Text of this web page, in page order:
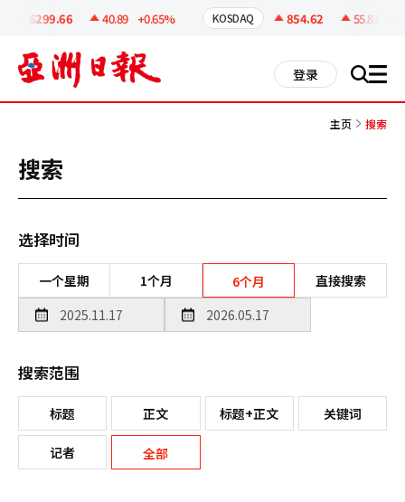
6299.66 40.89 +0.65% KOSDAQ 854.62 55.81
登录 搜 all
主页 搜索
搜索
选择时间
一个星期 1个月 6个月 直接搜索
搜索范围
标题 正文 标题+正文 关键词
记者 全部